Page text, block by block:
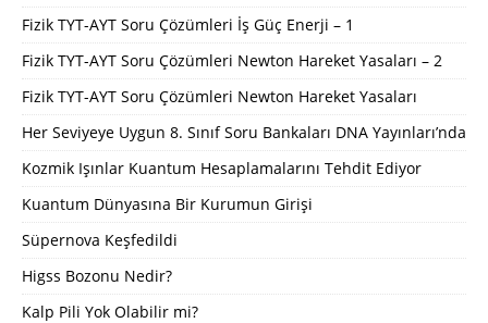
Fizik TYT-AYT Soru Çözümleri İş Güç Enerji – 1
Fizik TYT-AYT Soru Çözümleri Newton Hareket Yasaları – 2
Fizik TYT-AYT Soru Çözümleri Newton Hareket Yasaları
Her Seviyeye Uygun 8. Sınıf Soru Bankaları DNA Yayınları’nda
Kozmik Işınlar Kuantum Hesaplamalarını Tehdit Ediyor
Kuantum Dünyasına Bir Kurumun Girişi
Süpernova Keşfedildi
Higss Bozonu Nedir?
Kalp Pili Yok Olabilir mi?